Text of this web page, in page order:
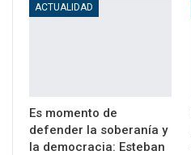
ACTUALIDAD
Es momento de
defender la soberanía y
la democracia: Esteban